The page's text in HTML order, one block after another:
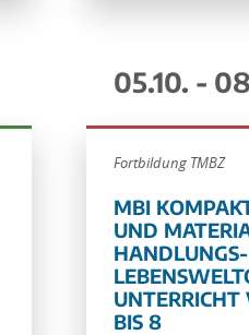
05.10. -
Fortbildung TMBZ
MBI
UND
UNTERRICHT
BIS 8